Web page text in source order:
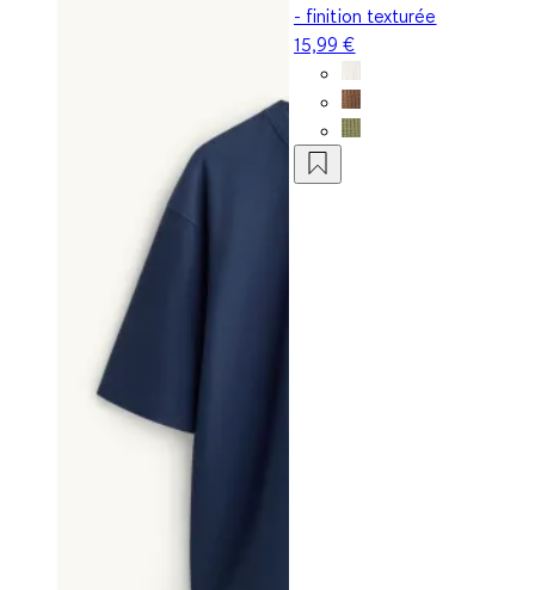
- finition texturée
15,99 €